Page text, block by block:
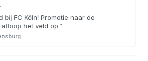
bij FC Köln! Promotie naar de
het veld op.”